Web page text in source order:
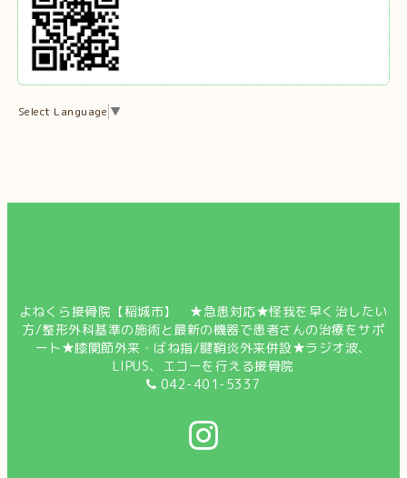
Select Language ▼
よねくら接骨院【稲城市】 ★急患対応★怪我を早く治したい
方/整形外科基準の施術と最新の機器で患者さんの治療をサポ
ート★膝関節外来・ばね指/腱鞘炎外来併設★ラジオ波、
LIPUS、エコーを行える接骨院
042-401-5337